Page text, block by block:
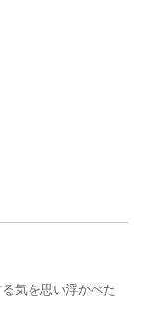
気を思い浮かべた